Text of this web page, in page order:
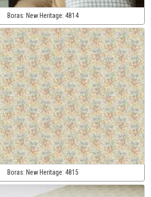
Boras: New Heritage: 4814
Boras: New Heritage: 4815